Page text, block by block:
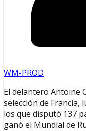
WM-PROD
El delantero Antoine
selección de Francia,
los que disputó 137
ganó el Mundial de